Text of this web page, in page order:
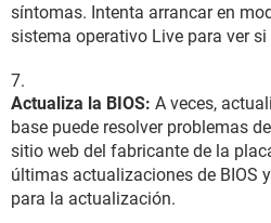
síntomas. Intenta arrancar en
sistema operativo Live para ver
Actualiza la BIOS: A veces,
base puede resolver problemas
sitio web del fabricante de la
últimas actualizaciones de BIOS
para la actualización.